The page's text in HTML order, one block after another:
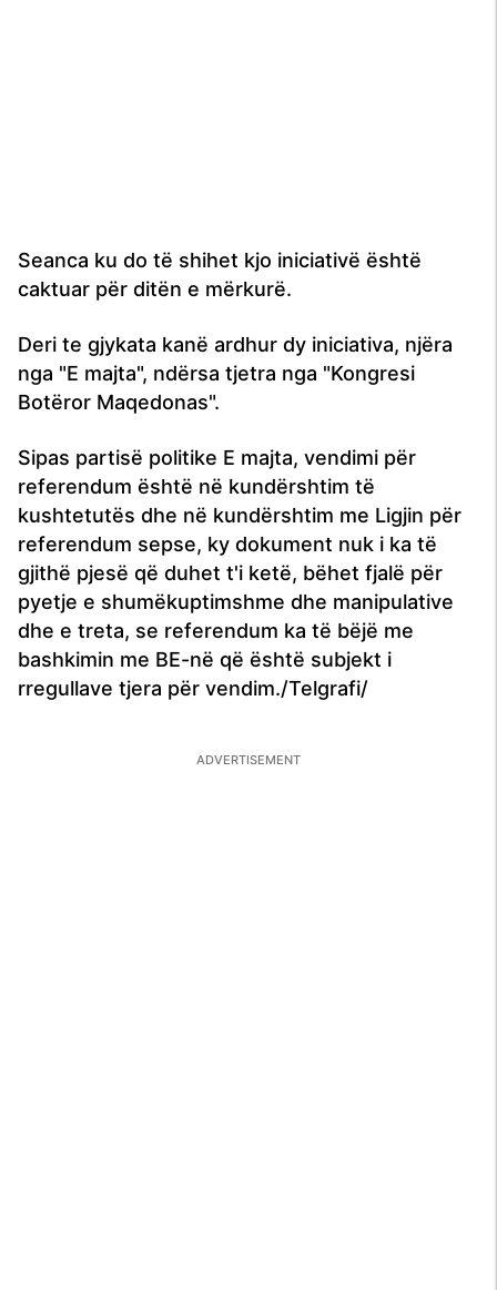
Seanca ku do të shihet kjo iniciativë është
caktuar për ditën e mërkurë.
Deri te gjykata kanë ardhur dy iniciativa, njëra
nga "E majta", ndërsa tjetra nga "Kongresi
Botëror Maqedonas".
Sipas partisë politike E majta, vendimi për
referendum është në kundërshtim të
kushtetutës dhe në kundërshtim me Ligjin për
referendum sepse, ky dokument nuk i ka të
gjithë pjesë që duhet t'i ketë, bëhet fjalë për
pyetje e shumëkuptimshme dhe manipulative
dhe e treta, se referendum ka të bëjë me
bashkimin me BE-në që është subjekt i
rregullave tjera për vendim./Telgrafi/